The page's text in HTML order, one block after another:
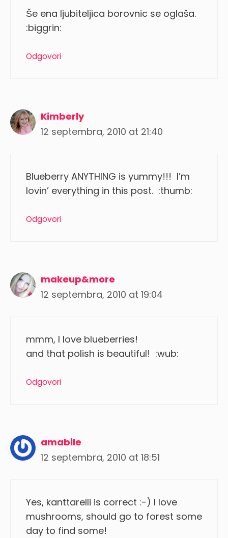
Še ena ljubiteljica borovnic se oglaša.
:biggrin:
Odgovori
Kimberly
12 septembra, 2010 at 21:40
Blueberry ANYTHING is yummy!!! I’m
lovin’ everything in this post. :thumb:
Odgovori
makeup&more
12 septembra, 2010 at 19:04
mmm, I love blueberries!
and that polish is beautiful! :wub:
Odgovori
amabile
12 septembra, 2010 at 18:51
Yes, kanttarelli is correct :-) I love
mushrooms, should go to forest some
day to find some!